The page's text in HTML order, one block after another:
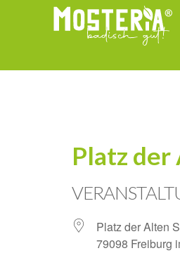
Platz der
Platz der Alten
79098 Freiburg